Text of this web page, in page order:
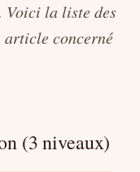
Voici la liste des
article concerné
(3 niveaux)